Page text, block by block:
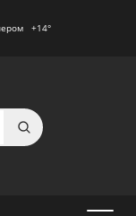
+14°